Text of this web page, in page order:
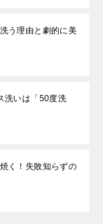
う理由と劇的に美
洗いは「50度洗
く！失敗知らずの